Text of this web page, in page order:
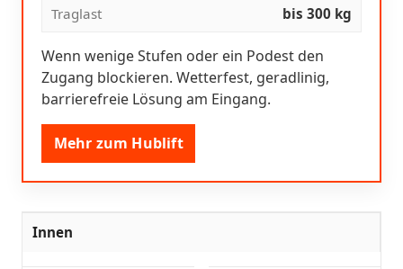
Traglast bis 300 kg
Wenn wenige Stufen oder ein Podest den
Zugang blockieren. Wetterfest, geradlinig,
barrierefreie Lösung am Eingang.
Mehr zum Hublift
Innen